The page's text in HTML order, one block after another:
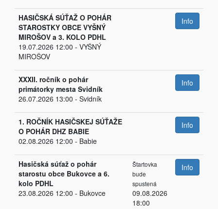
HASIČSKÁ SÚŤAŽ O POHÁR
STAROSTKY OBCE VYŠNÝ
MIROŠOV a 3. KOLO PDHL
19.07.2026 12:00 - VYŠNÝ
MIROŠOV
Info
XXXII. ročník o pohár
primátorky mesta Svidník
26.07.2026 13:00 - Svidník
Info
1. ROČNÍK HASIČSKEJ SÚŤAŽE
O POHÁR DHZ BABIE
02.08.2026 12:00 - Babie
Info
Hasičská súťaž o pohár
starostu obce Bukovce a 6.
kolo PDHL
23.08.2026 12:00 - Bukovce
Štartovka
bude
spustená
09.08.2026
18:00
Info